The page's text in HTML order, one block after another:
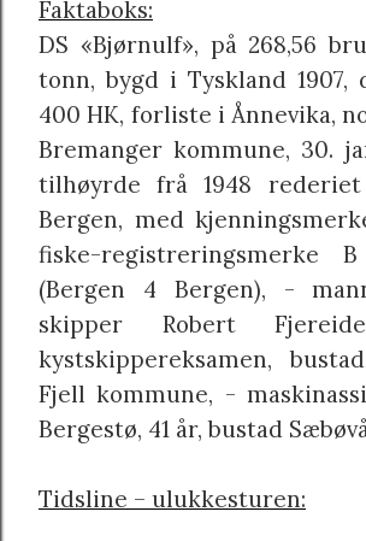
Faktaboks:
DS «Bjørnulf», på 268,56
tonn, bygd i Tyskland 1907,
400 HK, forliste i Ånnevika,
Bremanger kommune, 30.
tilhøyrde frå 1948 rederiet
Bergen, med
fiske-
(Bergen 4 Bergen), -
skipper Robert
kystskippereksamen,
Fjell kommune, -
Bergestø, 41 år, bustad
Tidsline – ulukkesturen: